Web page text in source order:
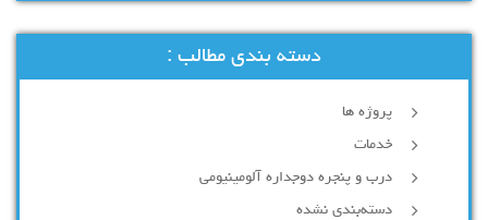
دسته بندی مطالب :
پروژه ها
خدمات
درب و پنجره دوجداره آلومینیومی
دسته‌بندی نشده